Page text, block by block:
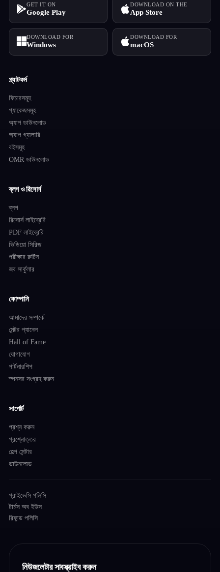
GET IT ON
Google Play
DOWNLOAD ON THE
App Store
DOWNLOAD FOR
Windows
DOWNLOAD FOR
macOS
প্ল্যাটফর্ম
ফিচারসমূহ
প্যাকেজসমূহ
অ্যাপ ডাউনলোড
অ্যাপ গ্যালারি
বইসমূহ
OMR ডাউনলোড
ব্লগ ও রিসোর্স
ব্লগ
রিসোর্স লাইব্রেরি
PDF লাইব্রেরি
ভিডিয়ো সিরিজ
পরীক্ষার রুটিন
জব সার্কুলার
কোম্পানি
আমাদের সম্পর্কে
মেন্টর প্যানেল
Hall of Fame
যোগাযোগ
পার্টনারশিপ
স্পনসর সংগ্রহ করুন
সাপোর্ট
প্রশ্ন করুন
প্রশ্নোত্তর
হেল্প সেন্টার
ডাউনলোড
প্রাইভেসি পলিসি
টার্মস অব ইউস
রিফান্ড পলিসি
নিউজলেটার সাবস্ক্রাইব করুন